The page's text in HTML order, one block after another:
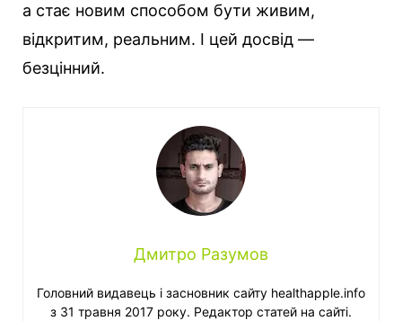
а стає новим способом бути живим,
відкритим, реальним. І цей досвід —
безцінний.
Дмитро Разумов
Головний видавець і засновник сайту healthapple.info
з 31 травня 2017 року. Редактор статей на сайті.